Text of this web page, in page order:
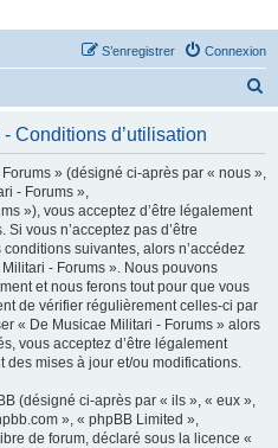
Connexion
S’enregistrer
Conditions d’utilisation
» (désigné ci-après par « nous »,
- Forums »,
»), vous acceptez d’être légalement
vous n’acceptez pas d’être
suivantes, alors n’accédez
- Forums ». Nous pouvons
et nous ferons tout pour que vous
de vérifier régulièrement celles-ci par
« De Musicae Militari - Forums » alors
vous acceptez d’être légalement
mises à jour et/ou modifications.
(désigné ci-après par « ils », « eux »,
», « phpBB Limited »,
de forum, déclaré sous la licence «